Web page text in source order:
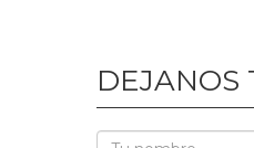
DEJANOS